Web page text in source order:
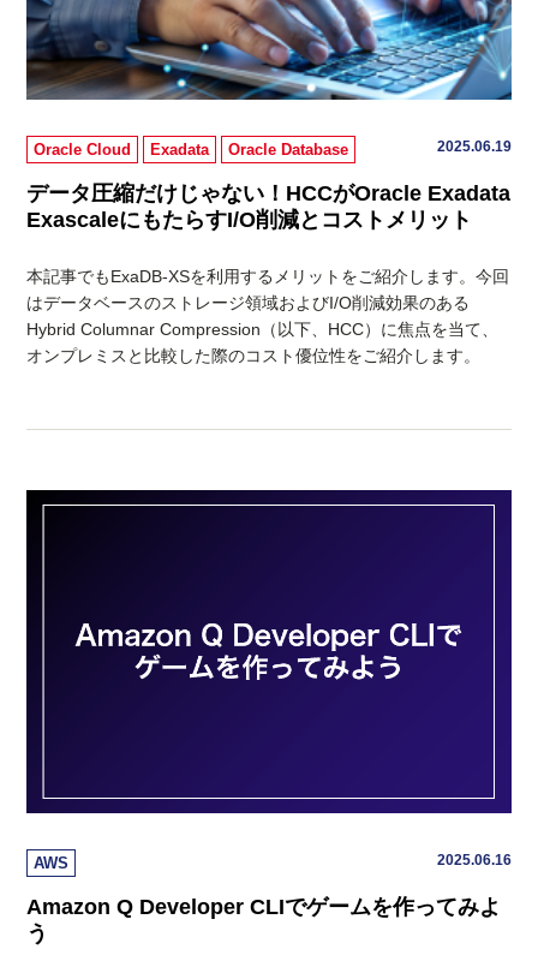
Oracle Cloud Exadata Oracle Database 2025.06.19
データ圧縮だけじゃない！HCCがOracle Exadata
ExascaleにもたらすI/O削減とコストメリット
本記事でもExaDB-XSを利用するメリットをご紹介します。今回
はデータベースのストレージ領域およびI/O削減効果のある
Hybrid Columnar Compression（以下、HCC）に焦点を当て、
オンプレミスと比較した際のコスト優位性をご紹介します。
AWS 2025.06.16
Amazon Q Developer CLIでゲームを作ってみよ
う